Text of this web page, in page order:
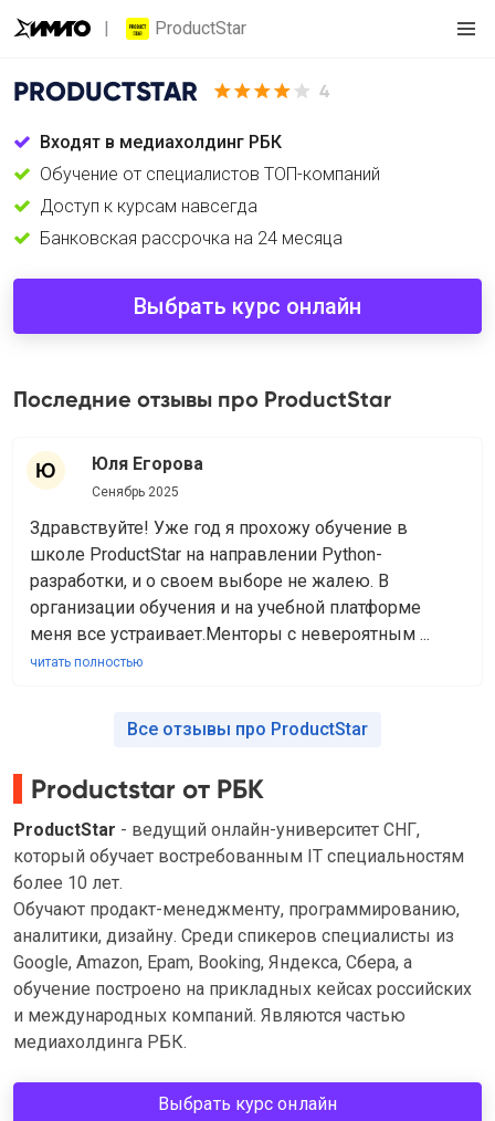
ProductStar
PRODUCTSTAR 4
Входят в медиахолдинг РБК
Обучение от специалистов ТОП-компаний
Доступ к курсам навсегда
Банковская рассрочка на 24 месяца
Выбрать курс онлайн
Последние отзывы про ProductStar
Юля Егорова
Сенябрь 2025
Здравствуйте! Уже год я прохожу обучение в
школе ProductStar на направлении Python-
разработки, и о своем выборе не жалею. В
организации обучения и на учебной платформе
меня все устраивает.Менторы с невероятным ...
читать полностью
Все отзывы про ProductStar
Productstar от РБК
ProductStar - ведущий онлайн-университет СНГ,
который обучает востребованным IT специальностям
более 10 лет.
Обучают продакт-менеджменту, программированию,
аналитики, дизайну. Среди спикеров специалисты из
Google, Amazon, Epam, Booking, Яндекса, Сбера, а
обучение построено на прикладных кейсах российских
и международных компаний. Являются частью
медиахолдинга РБК.
Выбрать курс онлайн